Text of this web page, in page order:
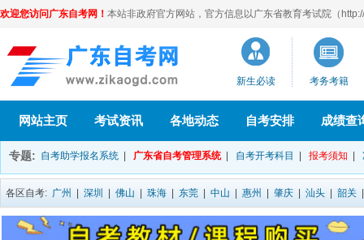
欢迎您访问广东自考网！ 本站非政府官方网站，官方信息以广东省教育考试院（
新生必读 考务考籍
网站主页 考试资讯 各地动态 自考安排 成绩查
专题: 自考助学报名系统 广东省自考管理系统 自考开考科目 报考须知
各区自考: 广州 深圳 佛山 珠海 东莞 中山 惠州 肇庆 汕头 韶关